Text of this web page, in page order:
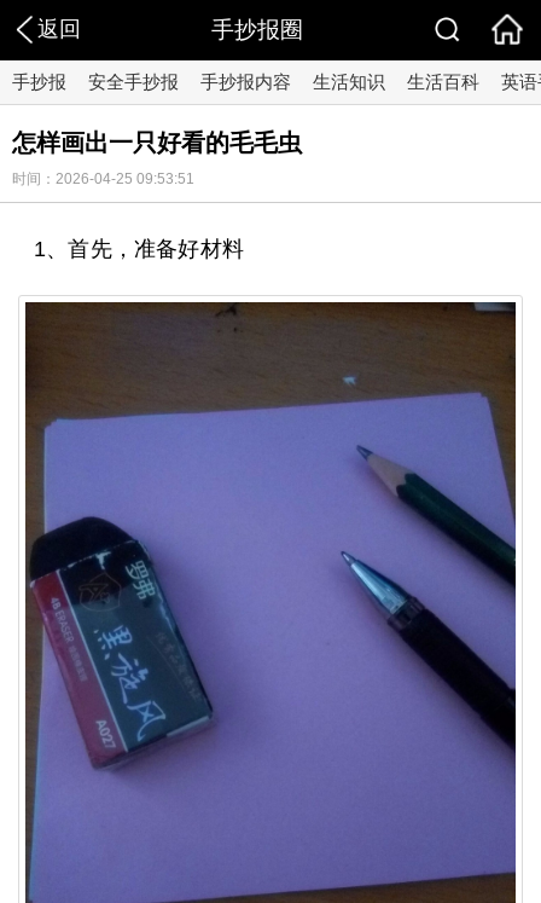
返回 手抄报圈
手抄报 安全手抄报 手抄报内容 生活知识 生活百科 英
怎样画出一只好看的毛毛虫
时间：2026-04-25 09:53:51
1、首先，准备好材料